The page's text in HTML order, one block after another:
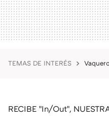
TEMAS DE INTERÉS
RECIBE "In/Out",